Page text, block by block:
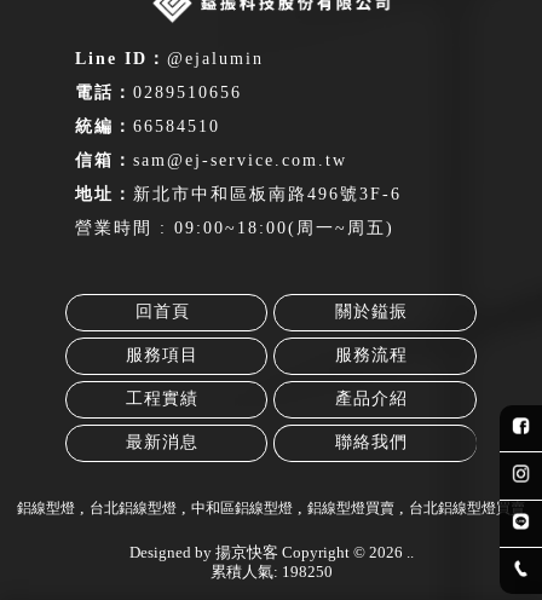
@ejalumin
0289510656
66584510
sam@ej-service.com.tw
新北市中和區板南路496號3F-6
營業時間 : 09:00~18:00(周一~周五)
回首頁 關於鎰振
服務項目 服務流程
工程實績 產品介紹
最新消息 聯絡我們
鋁線型燈 台北鋁線型燈 中和區鋁線型燈 鋁線型燈買賣 台北鋁線型燈買賣
Designed by 揚京快客 Copyright © 2026
累積人氣: 198250